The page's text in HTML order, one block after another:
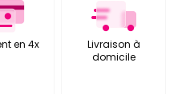
en 4x
Livraison à
domicile